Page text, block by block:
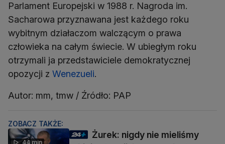
Parlament Europejski w 1988 r. Nagroda im.
Sacharowa przyznawana jest każdego roku
wybitnym działaczom walczącym o prawa
człowieka na całym świecie. W ubiegłym roku
otrzymali ja przedstawiciele demokratycznej
opozycji z Wenezueli.
Autor: mm, tmw / Źródło: PAP
ZOBACZ TAKŻE:
44 min
Żurek: nigdy nie mieliśmy